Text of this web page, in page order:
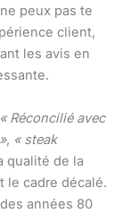
peux pas te
client,
les avis en
« Réconcilié avec
, « steak
qualité de la
le cadre décalé.
années 80